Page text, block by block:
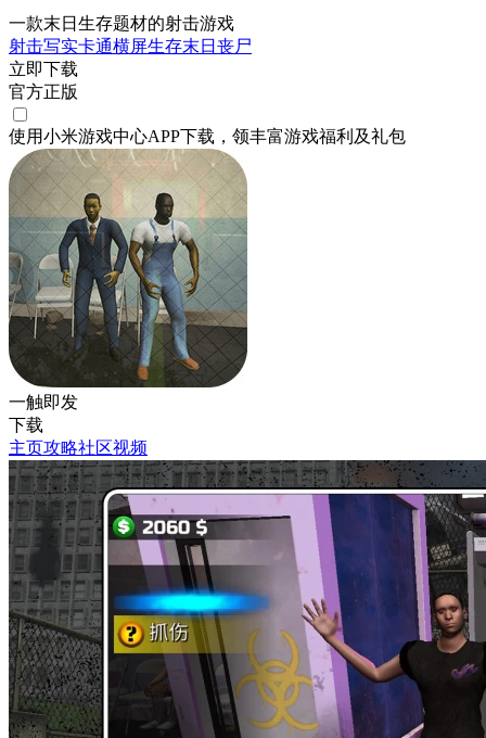
一款末日生存题材的射击游戏
射击写实卡通横屏生存末日 丧尸
立即下载
官方正版
使用小米游戏中心APP下载 ，领丰富游戏福利 及礼包
一触即发
下载
主页攻略社区视频